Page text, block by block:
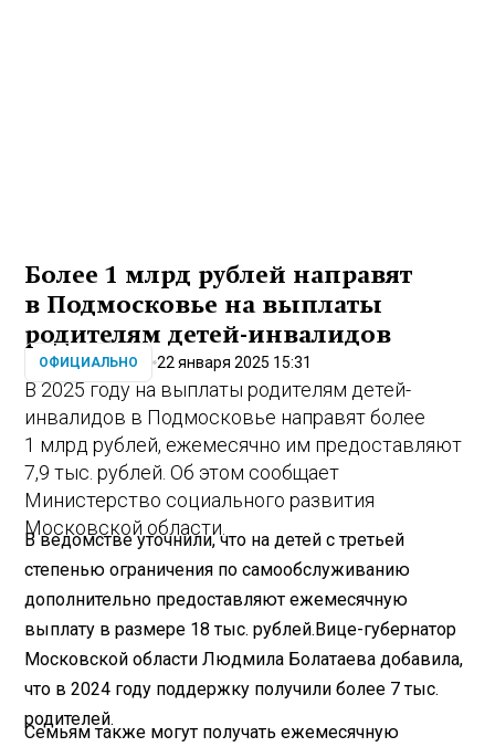
Более 1 млрд рублей направят
в Подмосковье на выплаты
родителям детей-инвалидов
ОФИЦИАЛЬНО 22 января 2025 15:31
В 2025 году на выплаты родителям детей-
инвалидов в Подмосковье направят более
1 млрд рублей, ежемесячно им предоставляют
7,9 тыс. рублей. Об этом сообщает
Министерство социального развития
Московской области.
В ведомстве уточнили, что на детей с третьей
степенью ограничения по самообслуживанию
дополнительно предоставляют ежемесячную
выплату в размере 18 тыс. рублей.Вице-губернатор
Московской области Людмила Болатаева добавила,
что в 2024 году поддержку получили более 7 тыс.
родителей.
Семьям также могут получать ежемесячную